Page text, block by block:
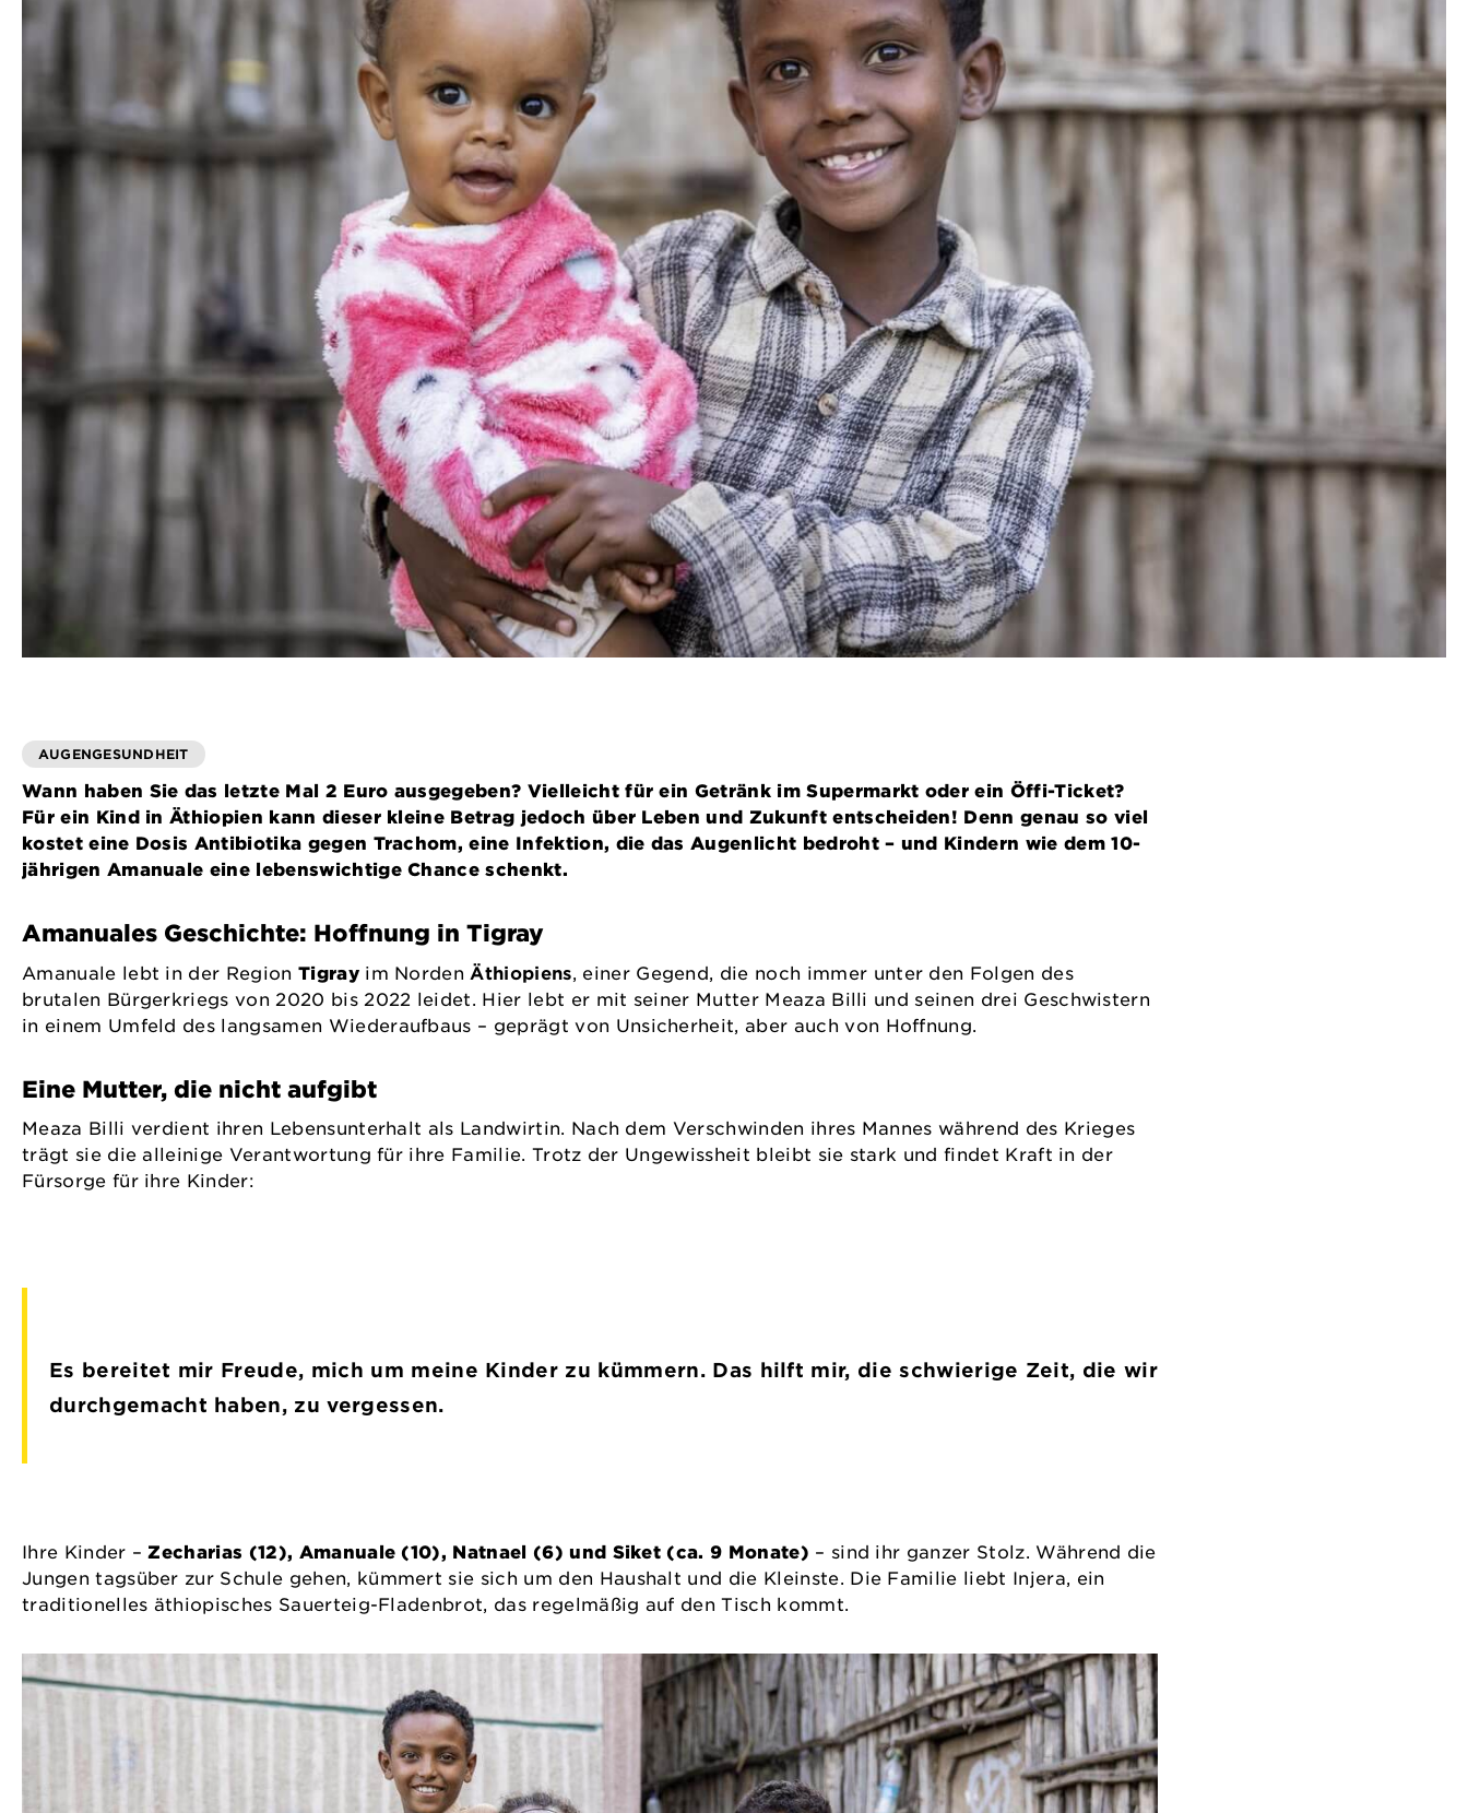
AUGENGESUNDHEIT
Wann haben Sie das letzte Mal 2 Euro ausgegeben? Vielleicht für ein Getränk im Supermarkt oder ein Öffi-Ticket?
Für ein Kind in Äthiopien kann dieser kleine Betrag jedoch über Leben und Zukunft entscheiden! Denn genau so viel
kostet eine Dosis Antibiotika gegen Trachom, eine Infektion, die das Augenlicht bedroht – und Kindern wie dem 10-
jährigen Amanuale eine lebenswichtige Chance schenkt.
Amanuales Geschichte: Hoffnung in Tigray
Amanuale lebt in der Region Tigrayim Norden Äthiopiens, einer Gegend, die noch immer unter den Folgen des
brutalen Bürgerkriegs von 2020 bis 2022 leidet. Hier lebt er mit seiner Mutter Meaza Billi und seinen drei Geschwistern
in einem Umfeld des langsamen Wiederaufbaus – geprägt von Unsicherheit, aber auch von Hoffnung.
Eine Mutter, die nicht aufgibt
Meaza Billi verdient ihren Lebensunterhalt als Landwirtin. Nach dem Verschwinden ihres Mannes während des Krieges
trägt sie die alleinige Verantwortung für ihre Familie. Trotz der Ungewissheit bleibt sie stark und findet Kraft in der
Fürsorge für ihre Kinder:
Es bereitet mir Freude, mich um meine Kinder zu kümmern. Das hilft mir, die schwierige Zeit, die wir
durchgemacht haben, zu vergessen.
Ihre Kinder –Zecharias (12), Amanuale (10), Natnael (6) und Siket (ca. 9 Monate) – sind ihr ganzer Stolz. Während die
Jungen tagsüber zur Schule gehen, kümmert sie sich um den Haushalt und die Kleinste. Die Familie liebt Injera, ein
traditionelles äthiopisches Sauerteig-Fladenbrot, das regelmäßig auf den Tisch kommt.